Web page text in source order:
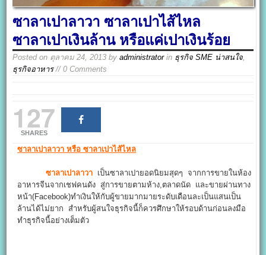
ซาลาเปาลาวา ซาลาเปาไส้ไหล
ซาลาเปาเงินล้าน หรือแค่เปาเงินร้อย
Posted on ตุลาคม 24, 2013 byadministratorin ธุรกิจ SME น่าสนใจ,
ธุรกิจอาหาร// 0 Comments
127
SHARES
ซาลาเปาลาวา หรือ ซาลาเปาไส้ไหล
ซาลาเปาลาวา เป็นซาลาเปายอดนิยมสุดๆ จากการขายในห้อง
อาหารจีนจากเชฟคนดัง สู่การขายตามห้าง,ตลาดนัด และขายผ่านทาง
หน้า(Facebook)ทำเงินให้กับผู้ขายมากมายระดับเดือนละเป็นแสนเป็น
ล้านได้ไม่ยาก สำหรับผู้สนใจธุรกิจนี้ก็ควรศึกษาให้รอบด้านก่อนลงมือ
ทำธุรกิจนี้อย่างเต็มตัว